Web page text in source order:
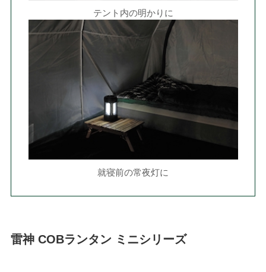
テント内の明かりに
就寝前の常夜灯に
雷神 COBランタン ミニシリーズ